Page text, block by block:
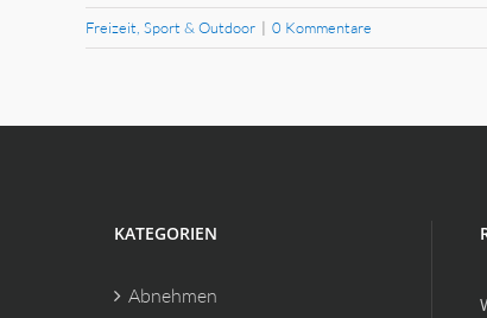
Freizeit, Sport & Outdoor | 0 Kommentare
KATEGORIEN
Abnehmen